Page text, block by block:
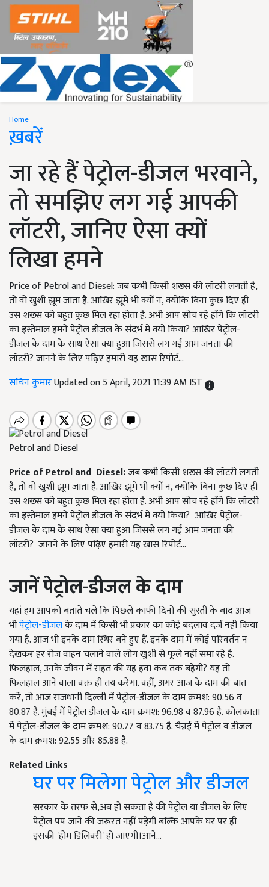
Home
ख़बरें
जा रहे हैं पेट्रोल-डीजल भरवाने,
तो समझिए लग गई आपकी
लॉटरी, जानिए ऐसा क्यों
लिखा हमने
Price of Petrol and Diesel: जब कभी किसी शख्स की लॉटरी लगती है,
तो वो खुशी झूम जाता है. आखिर झूमे भी क्यों न, क्योंकि बिना कुछ दिए ही
उस शख्स को बहुत कुछ मिल रहा होता है. अभी आप सोच रहे होंगे कि लॉटरी
का इस्तेमाल हमने पेट्रोल डीजल के संदर्भ में क्यों किया? आखिर पेट्रोल-
डीजल के दाम के साथ ऐसा क्या हुआ जिससे लग गई आम जनता की
लॉटरी? जानने के लिए पढ़िए हमारी यह खास रिपोर्ट...
सचिन कुमारUpdated on 5 April, 2021 11:39 AM IST
Petrol and Diesel
Price of Petrol and Diesel:जब कभी किसी शख्स की लॉटरी लगती
है, तो वो खुशी झूम जाता है. आखिर झूमे भी क्यों न, क्योंकि बिना कुछ दिए ही
उस शख्स को बहुत कुछ मिल रहा होता है. अभी आप सोच रहे होंगे कि लॉटरी
का इस्तेमाल हमने पेट्रोल डीजल के संदर्भ में क्यों किया? आखिर पेट्रोल-
डीजल के दाम के साथ ऐसा क्या हुआ जिससे लग गई आम जनता की
लॉटरी? जानने के लिए पढ़िए हमारी यह खास रिपोर्ट...
जानें पेट्रोल-डीजल के दाम
यहां हम आपको बताते चले कि पिछले काफी दिनों की सुस्ती के बाद आज
भीपेट्रोल-डीजलके दाम में किसी भी प्रकार का कोई बदलाव दर्ज नहीं किया
गया है. आज भी इनके दाम स्थिर बने हुए हैं. इनके दाम में कोई परिवर्तन न
देखकर हर रोज वाहन चलाने वाले लोग खुशी से फूले नहीं समा रहे हैं.
फिलहाल, उनके जीवन में राहत की यह हवा कब तक बहेगी? यह तो
फिलहाल आने वाला वक्त ही तय करेगा. वहीं, अगर आज के दाम की बात
करें, तो आज राजधानी दिल्ली में पेट्रोल-डीजल के दाम क्रमश: 90.56 व
80.87 है. मुंबई में पेट्रोल डीजल के दाम क्रमश: 96.98 व 87.96 है. कोलकाता
में पेट्रोल-डीजल के दाम क्रमश: 90.77 व 83.75 है. चैन्नई में पेट्रोल व डीजल
के दाम क्रमश: 92.55 और 85.88 है.
Related Links
घर पर मिलेगा पेट्रोल और डीजल
सरकार के तरफ से,अब हो सकता है की पेट्रोल या डीजल के लिए
पेट्रोल पंप जाने की जरूरत नहीं पड़ेगी बल्कि आपके घर पर ही
इसकी 'होम डिलिवरी' हो जाएगी।आने…